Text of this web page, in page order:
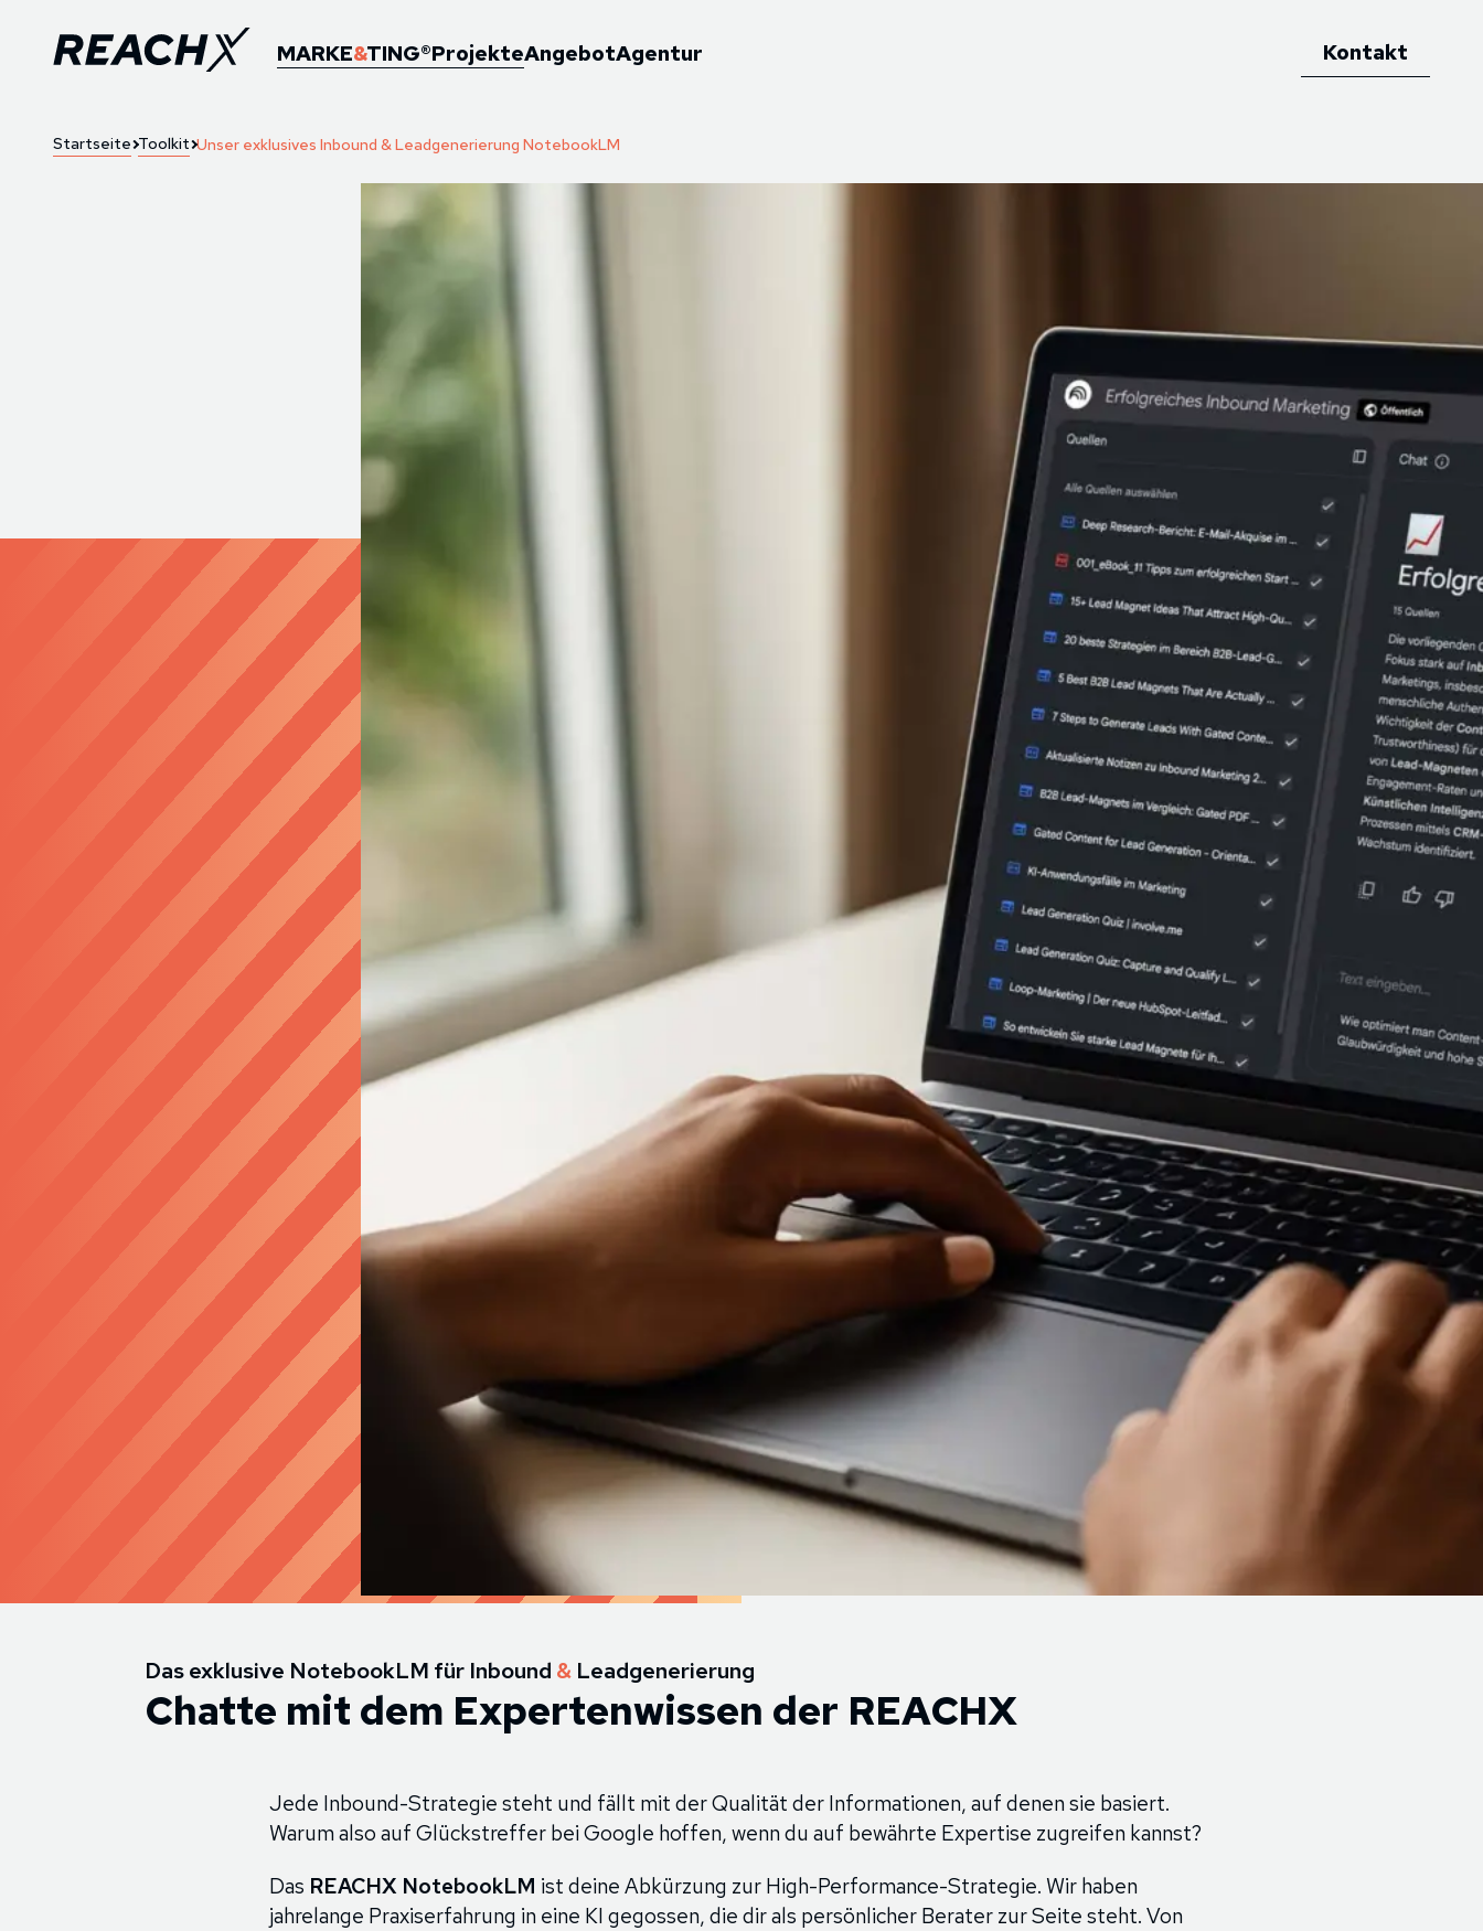
MARKE&TING®ProjekteAngebotAgentur Kontakt
Startseite Toolkit Unser exklusives Inbound & Leadgenerierung NotebookLM
Das exklusive NotebookLM für Inbound & Leadgenerierung
Chatte mit dem Expertenwissen der REACHX
Jede Inbound-Strategie steht und fällt mit der Qualität der Informationen, auf denen sie basiert.
Warum also auf Glückstreffer bei Google hoffen, wenn du auf bewährte Expertise zugreifen kannst?
Das REACHX NotebookLM ist deine Abkürzung zur High-Performance-Strategie. Wir haben
jahrelange Praxiserfahrung in eine KI gegossen, die dir als persönlicher Berater zur Seite steht. Von